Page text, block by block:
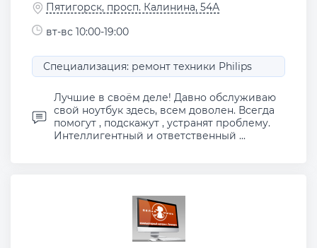
Пятигорск, просп. Калинина, 54А
вт-вс 10:00-19:00
Специализация: ремонт техники Philips
Лучшие в своём деле! Давно обслуживаю
свой ноутбук здесь, всем доволен. Всегда
помогут , подскажут , устранят проблему.
Интеллигентный и ответственный ...